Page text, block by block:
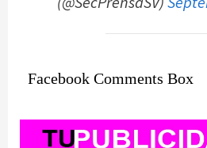
Facebook Comments Box